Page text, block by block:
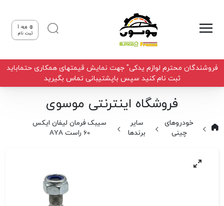
ورود |
ثبت نام
فروشندگان محترم لوازم یدکی" جهت نمایش قیمتهای همکاری حتماباید
ثبت نام کنید سپس باپشتیبانی تماس بگیرید
فروشگاه اینترنتی موسوی
خودروهای
چینی
سایر
برندها
سیبک فرمان لیفان ایکس
60 راست AYA